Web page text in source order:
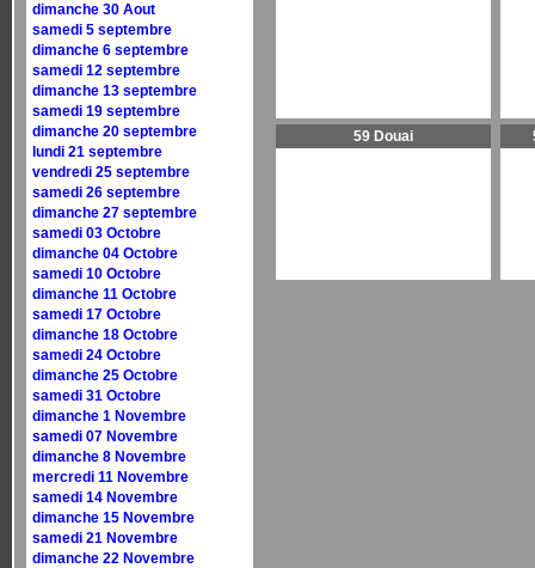
dimanche 30 Aout
samedi 5 septembre
dimanche 6 septembre
samedi 12 septembre
dimanche 13 septembre
samedi 19 septembre
dimanche 20 septembre
lundi 21 septembre
vendredi 25 septembre
samedi 26 septembre
dimanche 27 septembre
samedi 03 Octobre
dimanche 04 Octobre
samedi 10 Octobre
dimanche 11 Octobre
samedi 17 Octobre
dimanche 18 Octobre
samedi 24 Octobre
dimanche 25 Octobre
samedi 31 Octobre
dimanche 1 Novembre
samedi 07 Novembre
dimanche 8 Novembre
mercredi 11 Novembre
samedi 14 Novembre
dimanche 15 Novembre
samedi 21 Novembre
dimanche 22 Novembre
59 Douai